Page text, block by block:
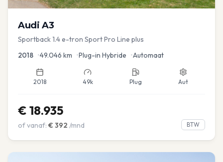
Audi A3
Sportback 1.4 e-tron Sport Pro Line plus
2018 •49.046 km •Plug-in Hybride •Automaat
2018 49k Plug Aut
€ 18.935
of vanaf: € 392 /mnd BTW